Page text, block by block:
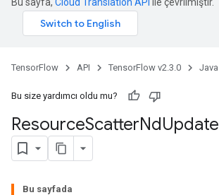
TensorFlow API TensorFlow v2.3.0 Java
Bu size yardımcı oldu mu?
ResourceScatterNdUpdate
Bu sayfada